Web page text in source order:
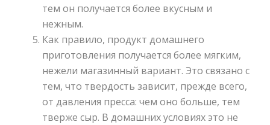
тем он получается более вкусным и
нежным.
Как правило, продукт домашнего
приготовления получается более мягким,
нежели магазинный вариант. Это связано с
тем, что твердость зависит, прежде всего,
от давления пресса: чем оно больше, тем
тверже сыр. В домашних условиях это не